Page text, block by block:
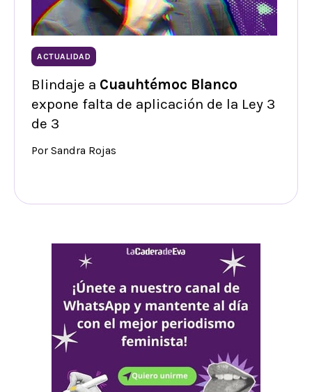
ACTUALIDAD
Blindaje a Cuauhtémoc Blanco
expone falta de aplicación de la Ley 3
de 3
Por Sandra Rojas